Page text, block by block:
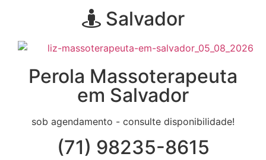
Salvador
Perola Massoterapeuta
em Salvador
sob agendamento - consulte disponibilidade!
(71) 98235-8615